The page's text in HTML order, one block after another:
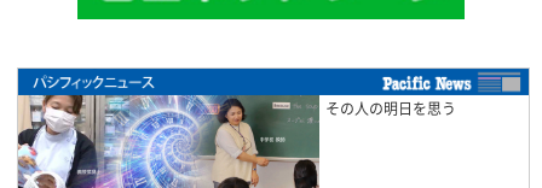
その人の明日を思う